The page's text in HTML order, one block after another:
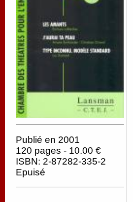
Publié en 2001
120 pages - 10.00 €
ISBN: 2-87282-335-2
Epuisé